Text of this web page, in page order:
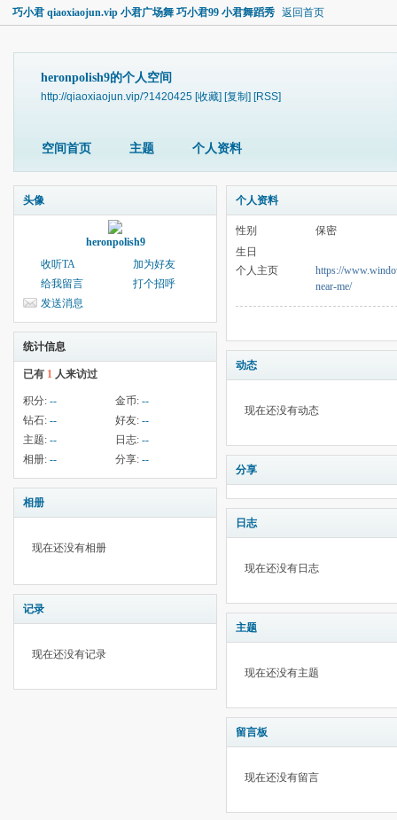
巧小君 qiaoxiaojun.vip 小君广场舞 巧小君99 小君舞蹈秀 返回首页
heronpolish9的个人空间
http://qiaoxiaojun.vip/?1420425 [收藏] [复制] [RSS]
空间首页 主题 个人资料
头像
heronpolish9
收听TA
加为好友
给我留言
打个招呼
发送消息
统计信息
已有 1 人来访过
积分: -- 金币: --
钻石: -- 好友: --
主题: -- 日志: --
相册: -- 分享: --
相册
现在还没有相册
记录
现在还没有记录
个人资料
性别
保密
生日
个人主页
https://
near-me/
动态
现在还没有动态
分享
日志
现在还没有日志
主题
现在还没有主题
留言板
现在还没有留言